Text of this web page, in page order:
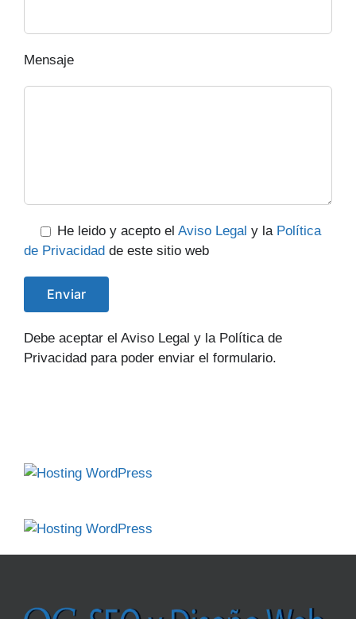
Mensaje
He leido y acepto el Aviso Legal y la Política
de Privacidad de este sitio web
Debe aceptar el Aviso Legal y la Política de
Privacidad para poder enviar el formulario.